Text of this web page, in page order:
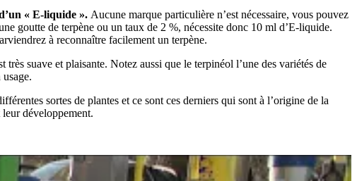
« E-liquide ». Aucune marque particulière n’est nécessaire, vous pouvez
goutte de terpène ou un taux de 2 %, nécessite donc 10 ml d’E-liquide.
à reconnaître facilement un terpène.
suave et plaisante. Notez aussi que le terpinéol l’une des variétés de
sortes de plantes et ce sont ces derniers qui sont à l’origine de la
leur développement.